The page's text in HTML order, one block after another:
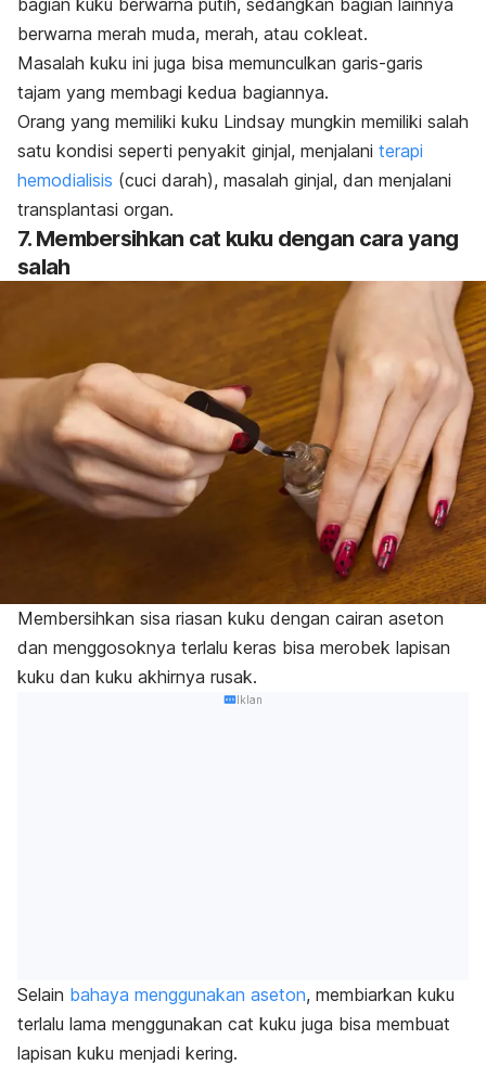
berwarna merah muda, merah, atau cokleat.
Masalah kuku ini juga bisa memunculkan garis-garis
tajam yang membagi kedua bagiannya.
Orang yang memiliki kuku Lindsay mungkin memiliki salah
satu kondisi seperti penyakit ginjal, menjalani terapi
hemodialisis (cuci darah), masalah ginjal, dan menjalani
transplantasi organ.
7. Membersihkan cat kuku dengan cara yang
salah
Membersihkan sisa riasan kuku dengan cairan aseton
dan menggosoknya terlalu keras bisa merobek lapisan
kuku dan kuku akhirnya rusak.
Iklan
Selain bahaya menggunakan aseton, membiarkan kuku
terlalu lama menggunakan cat kuku juga bisa membuat
lapisan kuku menjadi kering.